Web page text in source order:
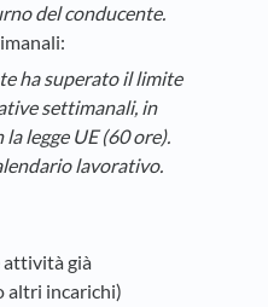
del conducente.
ha superato il limite
settimanali, in
la legge UE (60 ore).
lavorativo.
attività già
altri incarichi)